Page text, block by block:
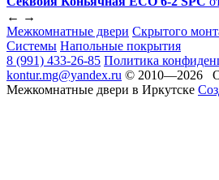
← →
Межкомнатные двери Скрытого
Системы Напольные покрытия
8 (991) 433-26-85 Политика
kontur.mg@yandex.ru © 2010—2026
Межкомнатные двери в Иркутске